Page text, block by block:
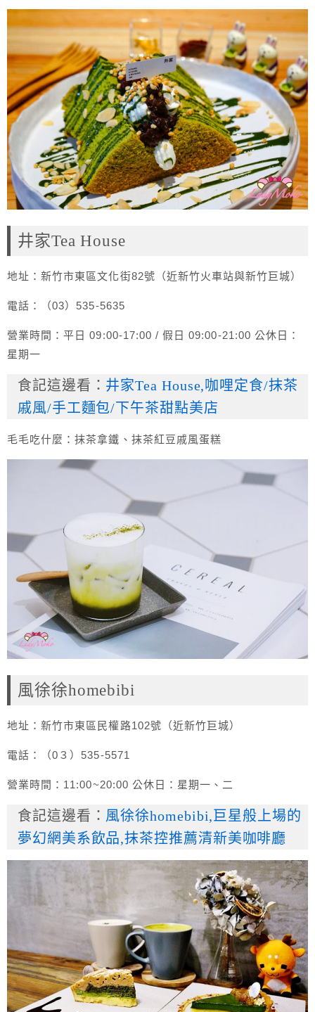
井家Tea House
地址：新竹市東區文化街82號（近新竹火車站與新竹巨城）
電話：（03）535-5635
營業時間：平日 09:00-17:00 / 假日 09:00-21:00 公休日：
星期一
食記這邊看： 井家Tea House,咖哩定食/抹茶
戚風/手工麵包/下午茶甜點美店
毛毛吃什麼：抹茶拿鐵、抹茶紅豆戚風蛋糕
風徐徐homebibi
地址：新竹市東區民權路102號（近新竹巨城）
電話：（0３）535-5571
營業時間：11:00~20:00 公休日：星期一、二
食記這邊看： 風徐徐homebibi,巨星般上場的
夢幻網美系飲品,抹茶控推薦清新美咖啡廳